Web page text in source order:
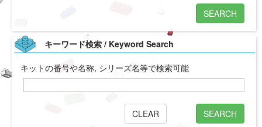
SEARCH
キーワード検索 / Keyword Search
キットの番号や名称, シリーズ名等で検索可能
SEARCH
CLEAR